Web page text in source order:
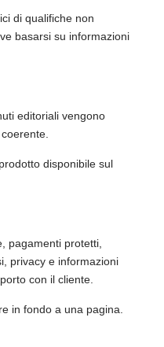
di qualifiche non
basarsi su informazioni
editoriali vengono
disponibile sul
pagamenti protetti,
privacy e informazioni
con il cliente.
in fondo a una pagina.